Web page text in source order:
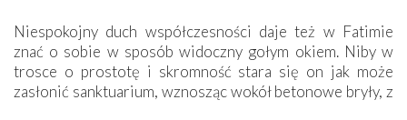
Niespokojny duch współczesności daje też w Fatimie
znać o sobie w sposób widoczny gołym okiem. Niby w
trosce o prostotę i skromność stara się on jak może
zasłonić sanktuarium, wznosząc wokół betonowe bryły, z